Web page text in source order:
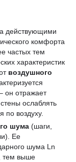
действующими
комфорта
частых тем
характеристик
воздушного
он отражает
ослаблять
по воздуху.
шума (шаги,
Ее
шума Ln
тем выше